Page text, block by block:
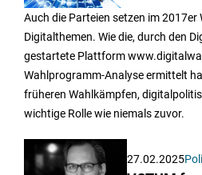
Auch die Parteien setzen im
Digitalthemen. Wie die, durch den
gestartete Plattform
Wahlprogramm-Analyse ermittelt
früheren Wahlkämpfen,
wichtige Rolle wie niemals zuvor.
27.02.2025